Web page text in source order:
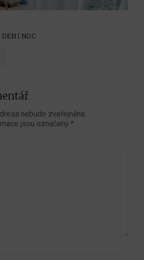
DEN I NOC
nebude zveřejněna.
jsou označeny *